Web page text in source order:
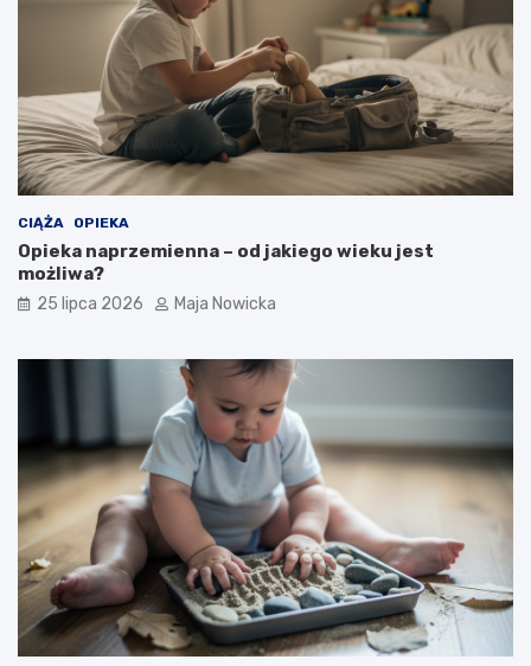
CIĄŻA OPIEKA
Opieka naprzemienna – od jakiego wieku jest
możliwa?
25 lipca 2026 Maja Nowicka